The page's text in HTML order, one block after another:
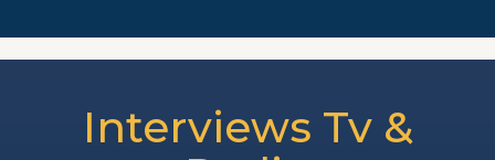
Interviews Tv &